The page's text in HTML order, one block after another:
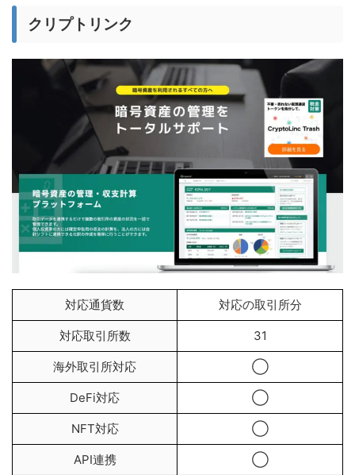
クリプトリンク
対応通貨数 対応の取引所分
対応取引所数 31
海外取引所対応 ◯
DeFi対応 ◯
NFT対応 ◯
API連携 ◯